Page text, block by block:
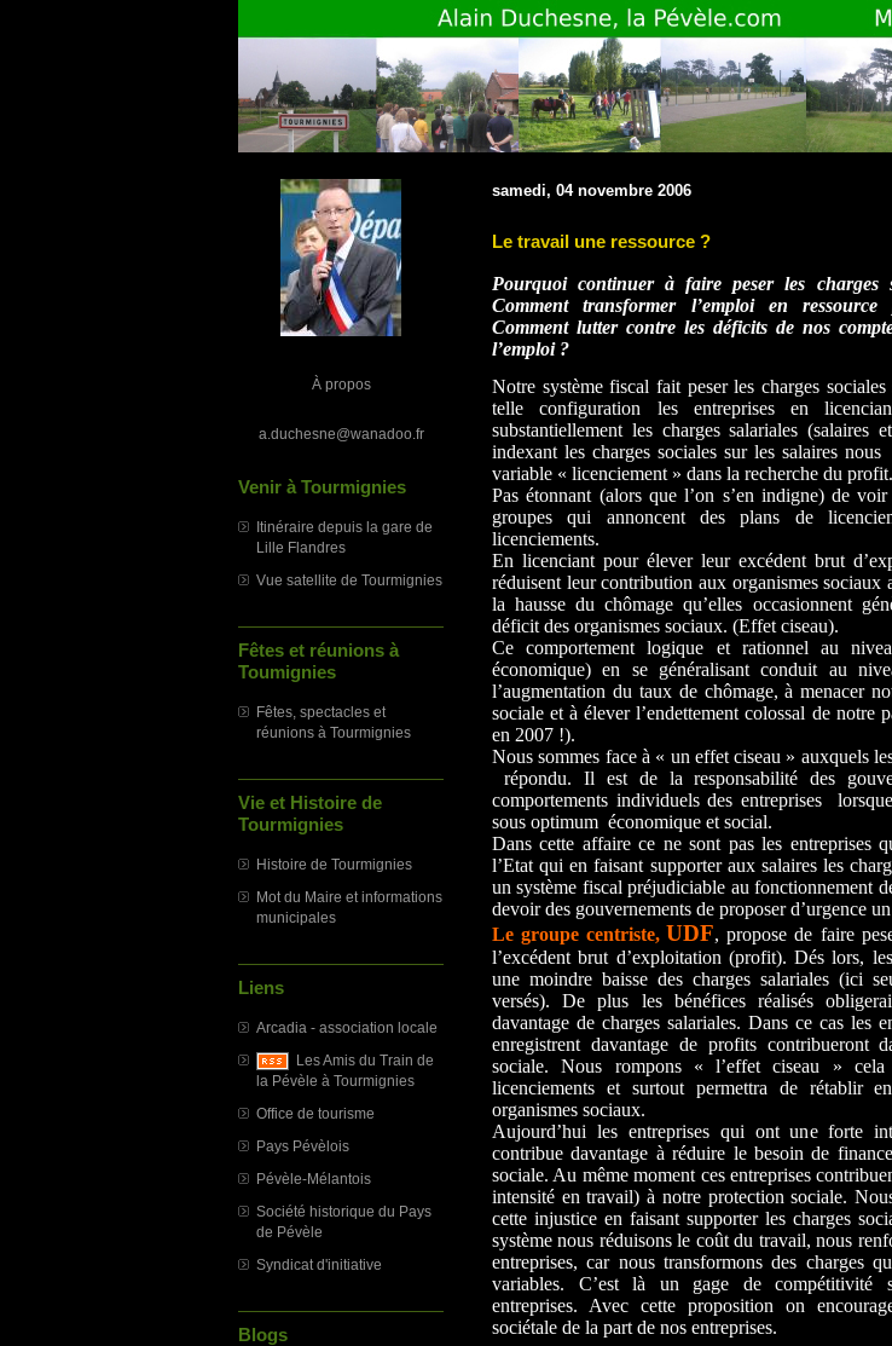
À propos
a.duchesne@wanadoo.fr
Venir à Tourmignies
Itinéraire depuis la gare de
Lille Flandres
Vue satellite de Tourmignies
Fêtes et réunions à
Toumignies
Fêtes, spectacles et
réunions à Tourmignies
Vie et Histoire de
Tourmignies
Histoire de Tourmignies
Mot du Maire et informations
municipales
Liens
Arcadia - association locale
Les Amis du Train de
la Pévèle à Tourmignies
Office de tourisme
Pays Pévèlois
Pévèle-Mélantois
Société historique du Pays
de Pévèle
Syndicat d'initiative
Blogs
samedi, 04 novembre 2006
Le travail une ressource ?
Pourquoi continuer à faire peser les
Comment transformer l’emploi en
Comment lutter contre les déficits de nos
l’emploi ?
Notre système fiscal fait peser les charges
telle configuration les entreprises en
substantiellement les charges salariales (salaires
indexant les charges sociales sur les salaires nous
variable « licenciement » dans la recherche du profit.
Pas étonnant (alors que l’on s’en indigne) de
groupes qui annoncent des plans de
licenciements.
En licenciant pour élever leur excédent brut
réduisent leur contribution aux organismes sociaux
la hausse du chômage qu’elles occasionnent
déficit des organismes sociaux. (Effet ciseau).
Ce comportement logique et rationnel au
économique) en se généralisant conduit au
l’augmentation du taux de chômage, à menacer
sociale et à élever l’endettement colossal de notre
en 2007 !).
Nous sommes face à « un effet ciseau » auxquels
répondu. Il est de la responsabilité des
comportements individuels des entreprises
sous optimum économique et social.
Dans cette affaire ce ne sont pas les entreprises
l’Etat qui en faisant supporter aux salaires les
un système fiscal préjudiciable au fonctionnement
devoir des gouvernements de proposer d’urgence
Le groupe centriste, UDF, propose de faire
l’excédent brut d’exploitation (profit). Dés lors,
une moindre baisse des charges salariales (ici
versés). De plus les bénéfices réalisés
davantage de charges salariales. Dans ce cas les
enregistrent davantage de profits contribueront
sociale. Nous rompons « l’effet ciseau »
licenciements et surtout permettra de rétablir
organismes sociaux.
Aujourd’hui les entreprises qui ont une forte
contribue davantage à réduire le besoin de
sociale. Au même moment ces entreprises
intensité en travail) à notre protection sociale.
cette injustice en faisant supporter les charges
système nous réduisons le coût du travail, nous
entreprises, car nous transformons des charges
variables. C’est là un gage de compétitivité
entreprises. Avec cette proposition on
sociétale de la part de nos entreprises.